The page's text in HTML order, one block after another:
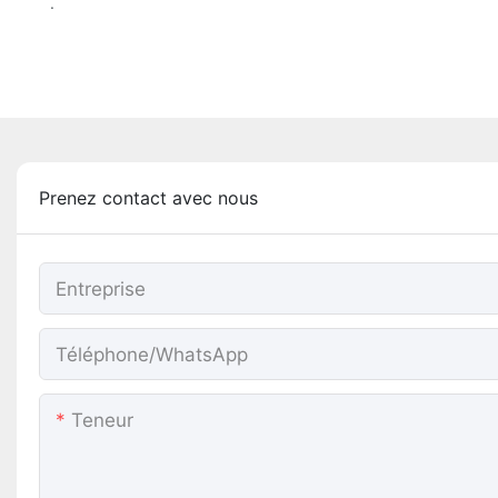
Prenez contact avec nous
Entreprise
Téléphone/WhatsApp
Teneur